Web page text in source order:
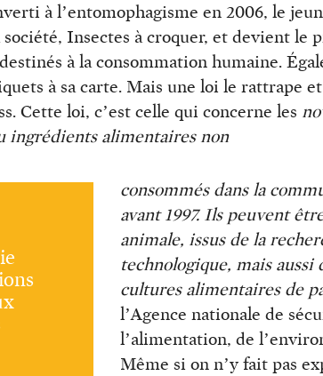
à l’entomophagisme en 2006, le
société, Insectes à croquer, et devient le
à la consommation humaine.
à sa carte. Mais une loi le rattrape
Cette loi, c’est celle qui concerne les
ingrédients alimentaires non
consommés dans la
avant 1997. Ils peuvent
animale, issus de la
technologique, mais
cultures alimentaires de
l’Agence nationale de
l’alimentation, de
Même si on n’y fait pas